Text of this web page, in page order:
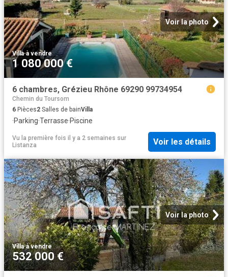
Voir la photo
Villa·à vendre
1 080 000 €
6 chambres, Grézieu Rhône 69290 99734954
Chemin du Toursom
6 Pièces2 Salles de bainVilla
·Parking·Terrasse·Piscine
Vu la première fois il y a 2 semaines sur
Listanza
Voir les détails
Voir la photo
Villa·à vendre
532 000 €